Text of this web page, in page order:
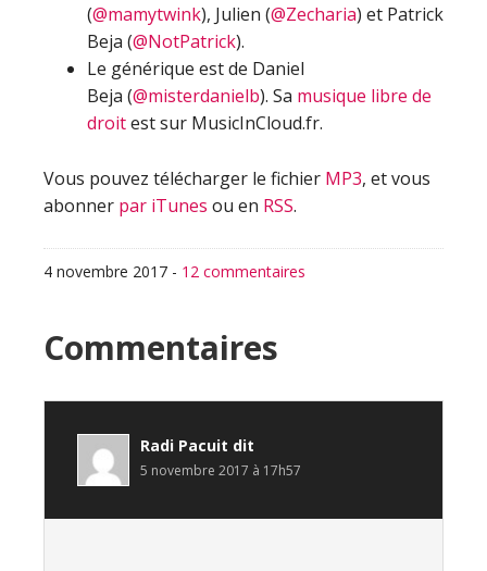
(@mamytwink), Julien (@Zecharia) et Patrick
Beja (@NotPatrick).
Le générique est de Daniel
Beja (@misterdanielb). Sa musique libre de
droitest sur MusicInCloud.fr.
Vous pouvez télécharger le fichier MP3, et vous
abonner par iTunes ou en RSS.
4 novembre 2017 - 12 commentaires
Interactions
du
lecteur
Commentaires
Radi Pacuit dit
5 novembre 2017 à 17h57